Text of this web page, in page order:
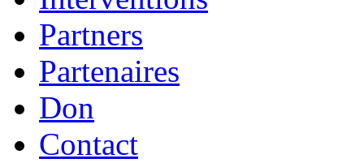
Partners
Partenaires
Don
Contact